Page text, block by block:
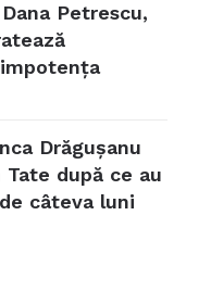
Petrescu,
Drăgușanu
după ce au
câteva luni